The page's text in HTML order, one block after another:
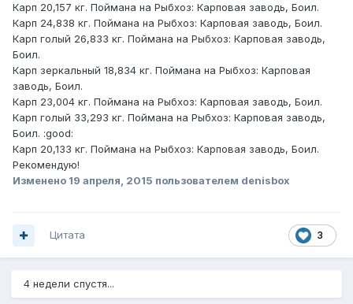
Карп 20,157 кг. Поймана на Рыбхоз: Карповая заводь, Боил.
Карп 24,838 кг. Поймана на Рыбхоз: Карповая заводь, Боил.
Карп голый 26,833 кг. Поймана на Рыбхоз: Карповая заводь,
Боил.
Карп зеркальный 18,834 кг. Поймана на Рыбхоз: Карповая
заводь, Боил.
Карп 23,004 кг. Поймана на Рыбхоз: Карповая заводь, Боил.
Карп голый 33,293 кг. Поймана на Рыбхоз: Карповая заводь,
Боил. :good:
Карп 20,133 кг. Поймана на Рыбхоз: Карповая заводь, Боил.
Рекомендую!
Изменено 19 апреля, 2015 пользователем denisbox
3
Цитата
4 недели спустя...